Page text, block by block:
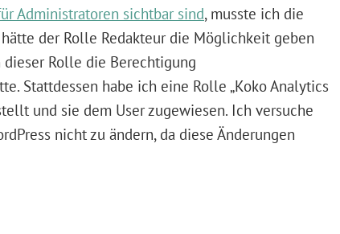
Administratoren sichtbar sind, musste ich die
der Rolle Redakteur die Möglichkeit geben
Rolle die Berechtigung
Stattdessen habe ich eine Rolle „Koko Analytics
und sie dem User zugewiesen. Ich versuche
nicht zu ändern, da diese Änderungen